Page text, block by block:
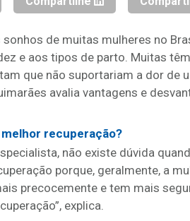
de muitas mulheres no
e aos tipos de parto. Muitas
que não suportariam a dor de
avalia vantagens e
recuperação?
não existe dúvida
porque, geralmente, a
precocemente e tem mais
explica.